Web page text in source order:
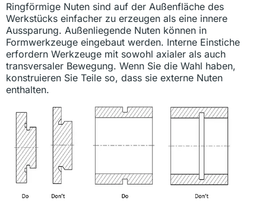
Ringförmige Nuten sind auf der Außenfläche des
Werkstücks einfacher zu erzeugen als eine innere
Aussparung. Außenliegende Nuten können in
Formwerkzeuge eingebaut werden. Interne Einstiche
erfordern Werkzeuge mit sowohl axialer als auch
transversaler Bewegung. Wenn Sie die Wahl haben,
konstruieren Sie Teile so, dass sie externe Nuten
enthalten.